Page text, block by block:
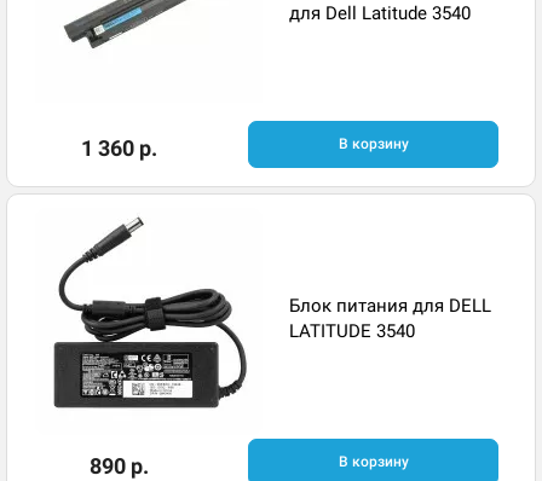
для Dell Latitude 3540
1 360 р. В корзину
Блок питания для DELL
LATITUDE 3540
890 р. В корзину